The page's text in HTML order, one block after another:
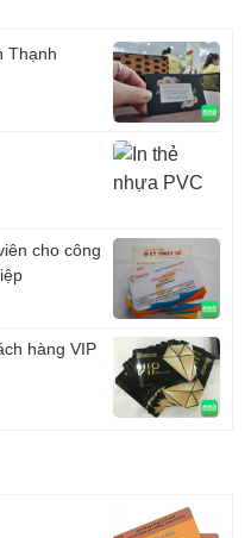
Thạnh
cho công
hàng VIP